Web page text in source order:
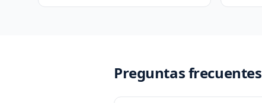
Preguntas frecuentes